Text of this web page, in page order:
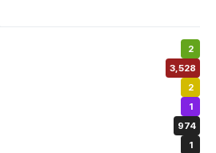
2
3,528
2
1
974
1